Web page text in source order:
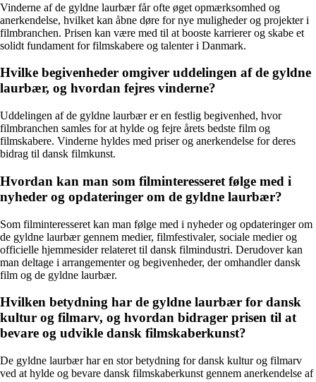
Vinderne af de gyldne laurbær får ofte øget opmærksomhed og
anerkendelse, hvilket kan åbne døre for nye muligheder og projekter i
filmbranchen. Prisen kan være med til at booste karrierer og skabe et
solidt fundament for filmskabere og talenter i Danmark.
Hvilke begivenheder omgiver uddelingen af de gyldne
laurbær, og hvordan fejres vinderne?
Uddelingen af de gyldne laurbær er en festlig begivenhed, hvor
filmbranchen samles for at hylde og fejre årets bedste film og
filmskabere. Vinderne hyldes med priser og anerkendelse for deres
bidrag til dansk filmkunst.
Hvordan kan man som filminteresseret følge med i
nyheder og opdateringer om de gyldne laurbær?
Som filminteresseret kan man følge med i nyheder og opdateringer om
de gyldne laurbær gennem medier, filmfestivaler, sociale medier og
officielle hjemmesider relateret til dansk filmindustri. Derudover kan
man deltage i arrangementer og begivenheder, der omhandler dansk
film og de gyldne laurbær.
Hvilken betydning har de gyldne laurbær for dansk
kultur og filmarv, og hvordan bidrager prisen til at
bevare og udvikle dansk filmskaberkunst?
De gyldne laurbær har en stor betydning for dansk kultur og filmarv
ved at hylde og bevare dansk filmskaberkunst gennem anerkendelse af